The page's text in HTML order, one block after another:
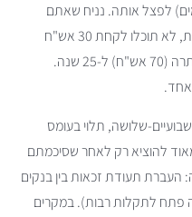
לפצל אותה. נניח שאתם
זכאים ל-100 אש"ח בהלוואת זכאות, לא תוכלו לקחת 30 אש"ח
בהלוואת זכאות ל-20 שנה ואת היתרה (70 אש"ח) ל-25 שנה.
אחד.
שלושה, תלוי בעומס
להוציא רק לאחר שסיכמתם
תעודת זכאות בין בנקים
פתח לתקלות רבות). במקרים